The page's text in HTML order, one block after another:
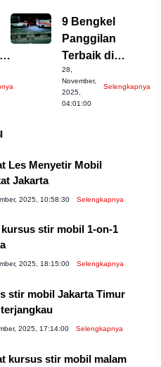
9 Bengkel
Panggilan
Terbaik di
Kabupaten
Semarang, Cek
Sekarang!
28,
November,
2025,
04:01:00
Selengkapnya
Les Menyetir Mobil
Jakarta
2025, 10:58:30 Selengkapnya
stir mobil 1-on-1
2025, 18:15:00 Selengkapnya
stir mobil Jakarta Timur
2025, 17:14:00 Selengkapnya
kursus stir mobil malam